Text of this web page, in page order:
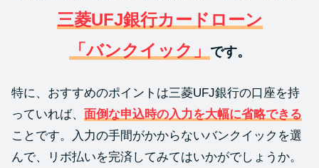
三菱UFJ銀行カードローン
「バンクイック」
です。
特に、おすすめのポイントは三菱UFJ銀行の口座を持
っていれば、 面倒な申込時の入力を大幅に省略できる
ことです。入力の手間がかからないバンクイックを選
んで、リボ払いを完済してみてはいかがでしょうか。